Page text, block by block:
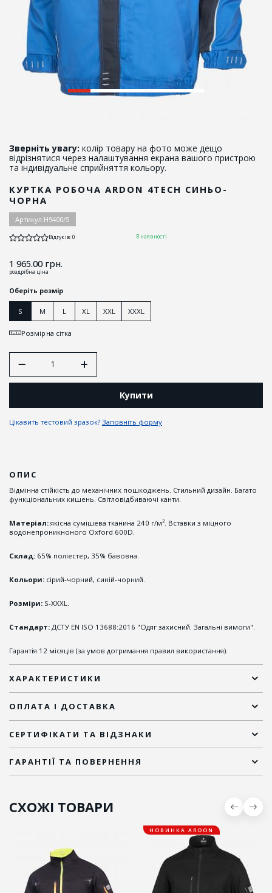
Зверніть увагу: колір товару на фото може дещо
відрізнятися через налаштування екрана вашого пристрою
та індивідуальне сприйняття кольору.
КУРТКА РОБОЧА ARDON 4TECH СИНЬО-
ЧОРНА
Артикул:Н9400/S
Відгуків: 0 В наявності
1 965.00грн.
роздрібна ціна
Оберіть розмір
S M L XL XXL XXXL
Розмірна сітка
Купити
Цікавить тестовий зразок? Заповніть форму
ОПИС
Відмінна стійкість до механічних пошкоджень. Стильний дизайн. Багато
функціональних кишень. Світловідбиваючі канти.
Матеріал: якісна сумішева тканина 240 г/м². Вставки з міцного
водонепроникноного Oxford 600D.
Склад: 65% поліестер, 35% бавовна.
Кольори: сірий-чорний, синій-чорний.
Розміри: S-XXXL.
Стандарт: ДСТУ EN ISO 13688:2016 "Одяг захисний. Загальні вимоги".
Гарантія 12 місяців (за умов дотримання правил використання).
ХАРАКТЕРИСТИКИ
ОПЛАТА І ДОСТАВКА
СЕРТИФІКАТИ ТА ВІДЗНАКИ
ГАРАНТІЇ ТА ПОВЕРНЕННЯ
СХОЖІ ТОВАРИ
НОВИНКА ARDON